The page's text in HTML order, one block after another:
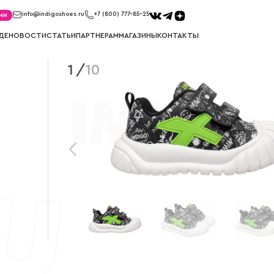
info@indigoshoes.ru +7 (800) 777-85-25
НОВОСТИСТАТЬИПАРТНЕРАММАГАЗИНЫКОНТАКТЫ
КЕДЫ
Кеды для мальчиков
Кеды для девочек Кроссовки
Сапоги для мальчиков
Сапоги для девочек
Сноубутсы
Сноубутсы
1 /10